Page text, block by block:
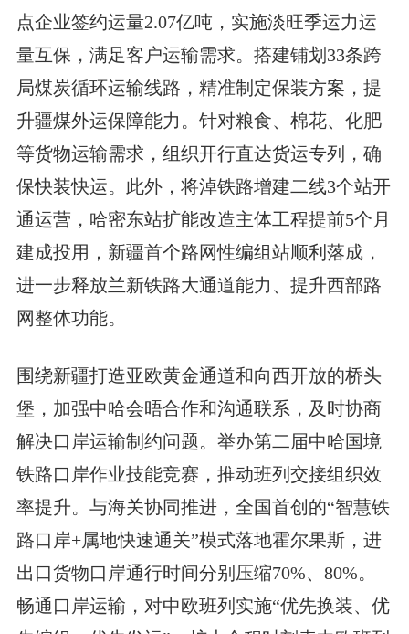
点企业签约运量2.07亿吨，实施淡旺季运力运
量互保，满足客户运输需求。搭建铺划33条跨
局煤炭循环运输线路，精准制定保装方案，提
升疆煤外运保障能力。针对粮食、棉花、化肥
等货物运输需求，组织开行直达货运专列，确
保快装快运。此外，将淖铁路增建二线3个站开
通运营，哈密东站扩能改造主体工程提前5个月
建成投用，新疆首个路网性编组站顺利落成，
进一步释放兰新铁路大通道能力、提升西部路
网整体功能。
围绕新疆打造亚欧黄金通道和向西开放的桥头
堡，加强中哈会晤合作和沟通联系，及时协商
解决口岸运输制约问题。举办第二届中哈国境
铁路口岸作业技能竞赛，推动班列交接组织效
率提升。与海关协同推进，全国首创的“智慧铁
路口岸+属地快速通关”模式落地霍尔果斯，进
出口货物口岸通行时间分别压缩70%、80%。
畅通口岸运输，对中欧班列实施“优先换装、优